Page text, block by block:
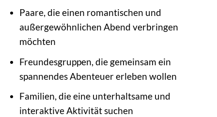
Paare, die einen romantischen und
außergewöhnlichen Abend verbringen
möchten
Freundesgruppen, die gemeinsam ein
spannendes Abenteuer erleben wollen
Familien, die eine unterhaltsame und
interaktive Aktivität suchen